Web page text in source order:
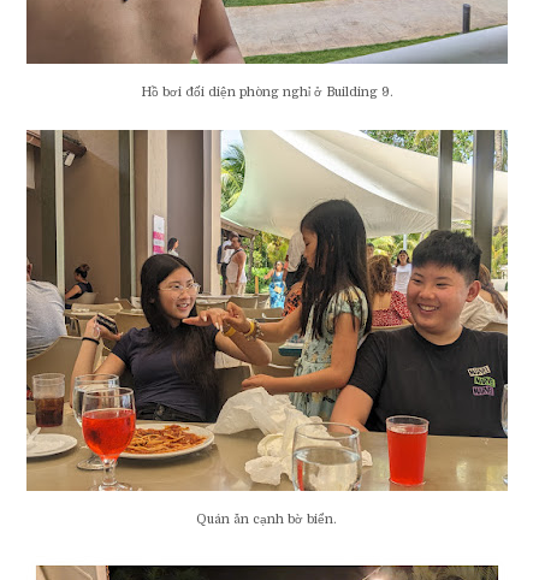
Hồ bơi đối diện phòng nghỉ ở Building 9.
Quán ăn cạnh bờ biển.